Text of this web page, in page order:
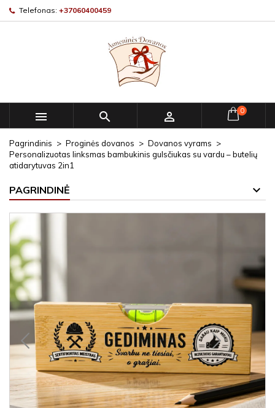
Telefonas: +37060400459
   0
Pagrindinis Proginės dovanos
Dovanos vyrams
Personalizuotas linksmas bambukinis gulsčiukas su vardu – butelių
atidarytuvas 2in1
PAGRINDINĖ